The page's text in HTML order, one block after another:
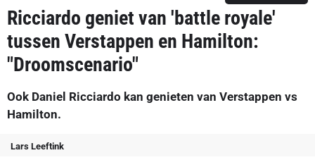
Ricciardo geniet van 'battle royale'
tussen Verstappen en Hamilton:
"Droomscenario"
Ook Daniel Ricciardo kan genieten van Verstappen vs
Hamilton.
Lars Leeftink